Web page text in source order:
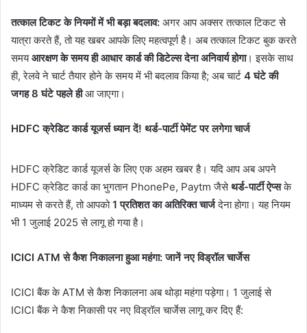
तत्काल टिकट के नियमों में भी बड़ा बदलाव: अगर आप अक्सर तत्काल टिकट से
यात्रा करते हैं, तो यह खबर आपके लिए महत्वपूर्ण है। अब तत्काल टिकट बुक करते
समयआरक्षण के समय ही आधार कार्ड की डिटेल्स देना अनिवार्य होगा। इसके साथ
ही, रेलवे ने चार्ट तैयार होने के समय में भी बदलाव किया है; अब चार्ट 4 घंटे की
जगह 8 घंटे पहले हीआ जाएगा।
HDFC क्रेडिट कार्ड यूजर्स ध्यान दें! थर्ड-पार्टी पेमेंट पर लगेगा चार्ज
HDFC क्रेडिट कार्ड यूजर्स के लिए एक अहम खबर है। यदि आप अब अपने
HDFC क्रेडिट कार्ड का भुगतान PhonePe, Paytm जैसेथर्ड-पार्टी ऐप्सके
माध्यम से करते हैं, तो आपको1 प्रतिशत का अतिरिक्त चार्जदेना होगा। यह नियम
भी 1 जुलाई 2025 से लागू हो गया है।
ICICI ATM से कैश निकालना हुआ महंगा: जानें नए विड्रॉल चार्जेस
ICICI बैंक के ATM से कैश निकालना अब थोड़ा महंगा पड़ेगा। 1 जुलाई से
ICICI बैंक ने कैश निकासी पर नए विड्रॉल चार्जेस लागू कर दिए हैं: